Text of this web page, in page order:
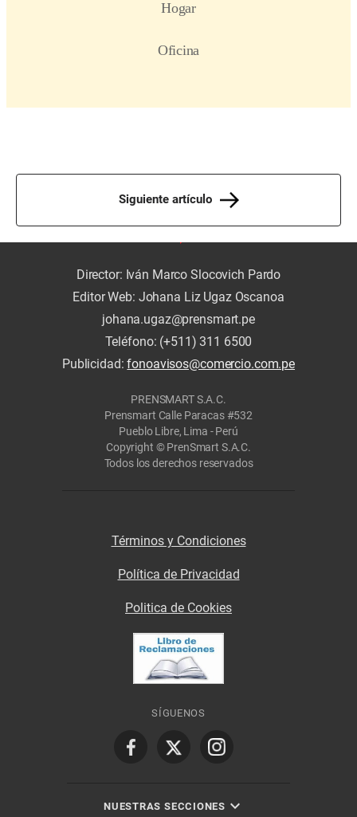
Siguiente artículo
Director: Iván Marco Slocovich Pardo
Editor Web: Johana Liz Ugaz Oscanoa
johana.ugaz@prensmart.pe
Teléfono: (+511) 311 6500
Publicidad:fonoavisos@comercio.com.pe
PRENSMART S.A.C.
Prensmart Calle Paracas #532
Pueblo Libre, Lima - Perú
Copyright © PrenSmart S.A.C.
Todos los derechos reservados
Términos y Condiciones
Política de Privacidad
Politica de Cookies
SÍGUENOS
NUESTRAS SECCIONES